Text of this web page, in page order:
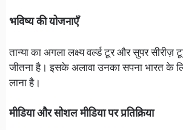
भविष्य की योजनाएँ
तान्या का अगला लक्ष्य वर्ल्ड टूर और सुपर सीरीज़
जीतना है। इसके अलावा उनका सपना भारत के
लाना है।
मीडिया और सोशल मीडिया पर प्रतिक्रिया